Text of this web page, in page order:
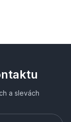
a slevách